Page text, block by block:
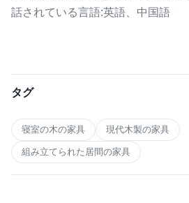
話されている言語:英語、中国語
タグ
寝室の木の家具 現代木製の家具
組み立てられた居間の家具